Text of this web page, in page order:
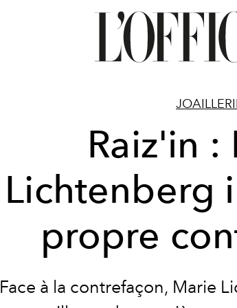
Raiz'in :
Lichtenberg
propre
Face à la contrefaçon, Marie